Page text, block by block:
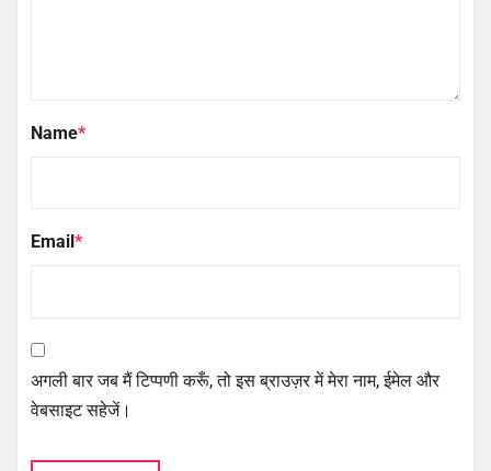
Name*
Email *
अगली बार जब मैं टिप्पणी करूँ, तो इस ब्राउज़र में मेरा नाम, ईमेल और
वेबसाइट सहेजें।